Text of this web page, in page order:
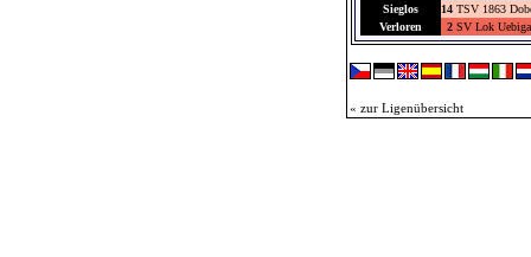
Sieglos 14 TSV 1863
Verloren
2 SV Lok
« zur Ligenübersicht